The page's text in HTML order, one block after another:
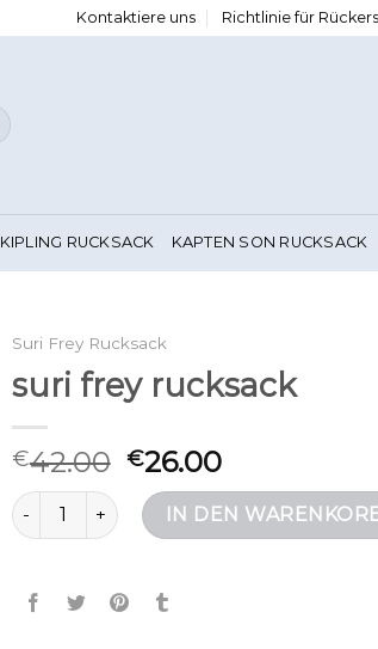
Kontaktiere uns Richtlinie für
KIPLING RUCKSACK KAPTEN SON RUCKSACK
Suri Frey Rucksack
suri frey rucksack
€42.00 €26.00
suri frey rucksack Menge
IN DEN